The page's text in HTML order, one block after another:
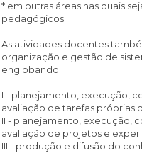
* em outras áreas nas quais
pedagógicos.
As atividades docentes
organização e gestão de
englobando:
I - planejamento, execução,
avaliação de tarefas próprias
II - planejamento, execução,
avaliação de projetos e
III - produção e difusão do